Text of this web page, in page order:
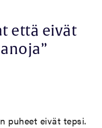
että eivät
puheet eivät tepsi.